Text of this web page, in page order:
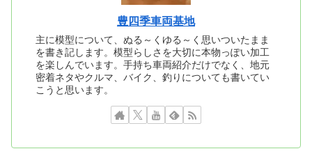
豊四季車両基地
主に模型について、ぬる～くゆる～く思いついたまま
を書き記します。模型らしさを大切に本物っぽい加工
を楽しんでいます。手持ち車両紹介だけでなく、地元
密着ネタやクルマ、バイク、釣りについても書いてい
こうと思います。